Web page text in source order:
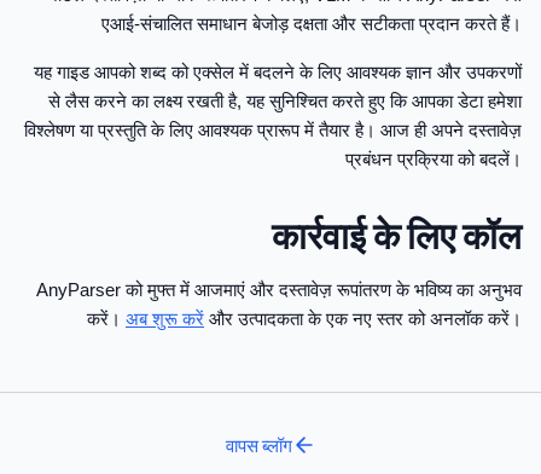
एआई-संचालित समाधान बेजोड़ दक्षता और सटीकता प्रदान करते हैं।
यह गाइड आपको शब्द को एक्सेल में बदलने के लिए आवश्यक ज्ञान और उपकरणों
से लैस करने का लक्ष्य रखती है, यह सुनिश्चित करते हुए कि आपका डेटा हमेशा
विश्लेषण या प्रस्तुति के लिए आवश्यक प्रारूप में तैयार है। आज ही अपने दस्तावेज़
प्रबंधन प्रक्रिया को बदलें।
कार्रवाई के लिए कॉल
AnyParser को मुफ्त में आजमाएं और दस्तावेज़ रूपांतरण के भविष्य का अनुभव
करें। अब शुरू करें और उत्पादकता के एक नए स्तर को अनलॉक करें।
वापसब्लॉग